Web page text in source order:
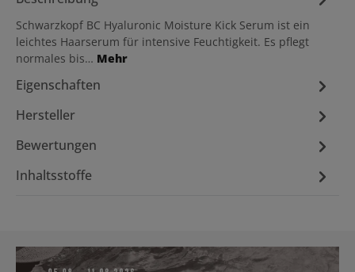
Schwarzkopf BC Hyaluronic Moisture Kick Serum ist ein
leichtes Haarserum für intensive Feuchtigkeit. Es pflegt
normales bis… Mehr
Eigenschaften
Hersteller
Bewertungen
Inhaltsstoffe